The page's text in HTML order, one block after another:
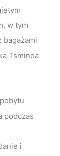
w tym
bagażami
Tsminda
podczas
i